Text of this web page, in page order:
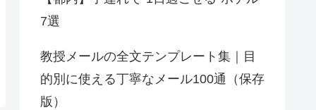
7選
教授メールの全文テンプレート集｜目
的別に使える丁寧なメール100通（保存
版）